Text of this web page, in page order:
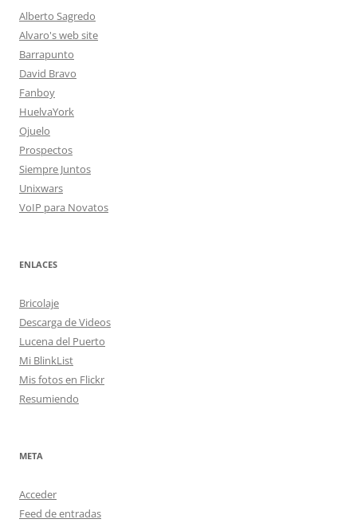
Alberto Sagredo
Alvaro's web site
Barrapunto
David Bravo
Fanboy
HuelvaYork
Ojuelo
Prospectos
Siempre Juntos
Unixwars
VoIP para Novatos
ENLACES
Bricolaje
Descarga de Videos
Lucena del Puerto
Mi BlinkList
Mis fotos en Flickr
Resumiendo
META
Acceder
Feed de entradas